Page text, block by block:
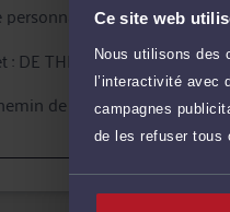
Ce site web
Nous utilisons des
l’interactivité avec
campagnes
de les refuser tous
mise en
une représentation en justice
un dossier à Maître THIER,
garanties qu'offre la
: DE THIER AVOCATS
de Clères 76230 BOIS